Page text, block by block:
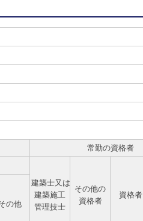
常勤の資格者
建築士又は
建築施工
管理技士
その他の
資格者
資格者
の他